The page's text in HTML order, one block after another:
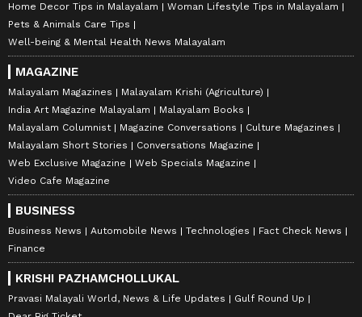
Home Decor Tips in Malayalam
Woman Lifestyle Tips in Malayalam
Pets & Animals Care Tips
Well-being & Mental Health News Malayalam
MAGAZINE
Malayalam Magazines
Malayalam Krishi (Agriculture)
India Art Magazine Malayalam
Malayalam Books
Malayalam Columnist
Magazine Conversations
Culture Magazines
Malayalam Short Stories
Conversations Magazine
Web Exclusive Magazine
Web Specials Magazine
Video Cafe Magazine
BUSINESS
Business News Automobile News Technologies
Fact Check News
Finance
KRISHI PAZHAMCHOLLUKAL
Pravasi Malayali World, News & Life Updates
Gulf Round Up